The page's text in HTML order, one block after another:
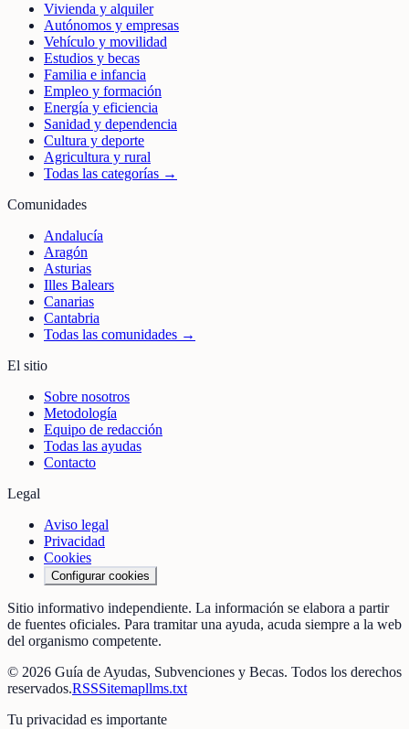
Vivienda y alquiler
Autónomos y empresas
Vehículo y movilidad
Estudios y becas
Familia e infancia
Empleo y formación
Energía y eficiencia
Sanidad y dependencia
Cultura y deporte
Agricultura y rural
Todas las categorías →
Comunidades
Andalucía
Aragón
Asturias
Illes Balears
Canarias
Cantabria
Todas las comunidades →
El sitio
Sobre nosotros
Metodología
Equipo de redacción
Todas las ayudas
Contacto
Legal
Aviso legal
Privacidad
Cookies
Configurar cookies
Sitio informativo independiente. La información se elabora a partir
de fuentes oficiales. Para tramitar una ayuda, acuda siempre a la web
del organismo competente.
© 2026 Guía de Ayudas, Subvenciones y Becas. Todos los derechos
reservados.RSSSitemapllms.txt
Tu privacidad es importante